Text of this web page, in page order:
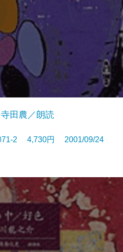
田農／朗読
2 4,730円 2001/09/24